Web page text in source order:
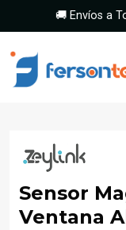
🚚 Envíos a
Sensor
Ventana